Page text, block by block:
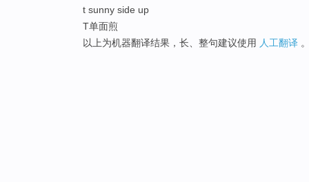
t sunny side up
T单面煎
以上为机器翻译结果，长、整句建议使用 人工翻译